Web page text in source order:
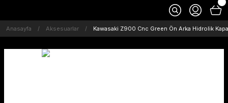
Anasayfa Aksesuarlar Kawasaki Z900 Cnc Green Ön Arka Hidrolik